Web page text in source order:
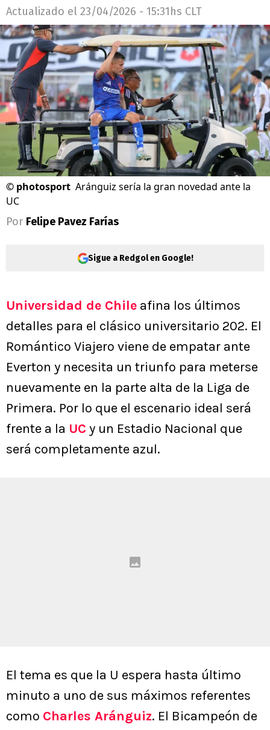
Actualizado el 23/04/2026 - 15:31hs CLT
© photosport Aránguiz sería la gran novedad ante la
UC
Por Felipe Pavez Farías
Sigue a Redgol en Google!
Universidad de Chile afina los últimos
detalles para el clásico universitario 202. El
Romántico Viajero viene de empatar ante
Everton y necesita un triunfo para meterse
nuevamente en la parte alta de la Liga de
Primera. Por lo que el escenario ideal será
frente a la UC y un Estadio Nacional que
será completamente azul.
El tema es que la U espera hasta último
minuto a uno de sus máximos referentes
como Charles Aránguiz. El Bicampeón de